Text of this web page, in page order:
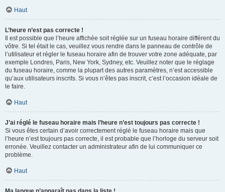
Haut
L’heure n’est pas correcte !
Il est possible que l’heure affichée soit réglée sur un fuseau horaire différent du
vôtre. Si tel était le cas, veuillez vous rendre dans le panneau de contrôle de
l’utilisateur et régler le fuseau horaire afin de trouver votre zone adéquate, par
exemple Londres, Paris, New York, Sydney, etc. Veuillez noter que le réglage
du fuseau horaire, comme la plupart des autres paramètres, n’est accessible
qu’aux utilisateurs inscrits. Si vous n’êtes pas inscrit, c’est l’occasion idéale de
le faire.
Haut
J’ai réglé le fuseau horaire mais l’heure n’est toujours pas correcte !
Si vous êtes certain d’avoir correctement réglé le fuseau horaire mais que
l’heure n’est toujours pas correcte, il est probable que l’horloge du serveur soit
erronée. Veuillez contacter un administrateur afin de lui communiquer ce
problème.
Haut